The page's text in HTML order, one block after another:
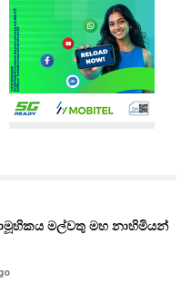
මල්වතු මහ නාහිමියන්